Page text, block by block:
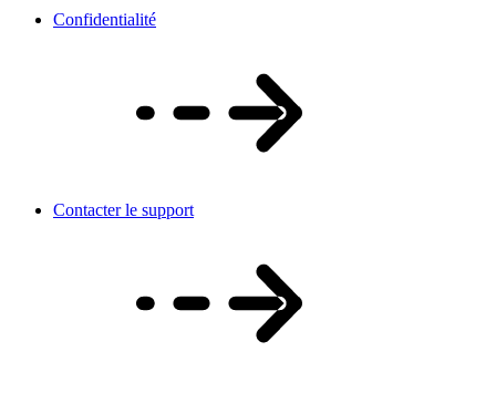
Confidentialité
Contacter le support